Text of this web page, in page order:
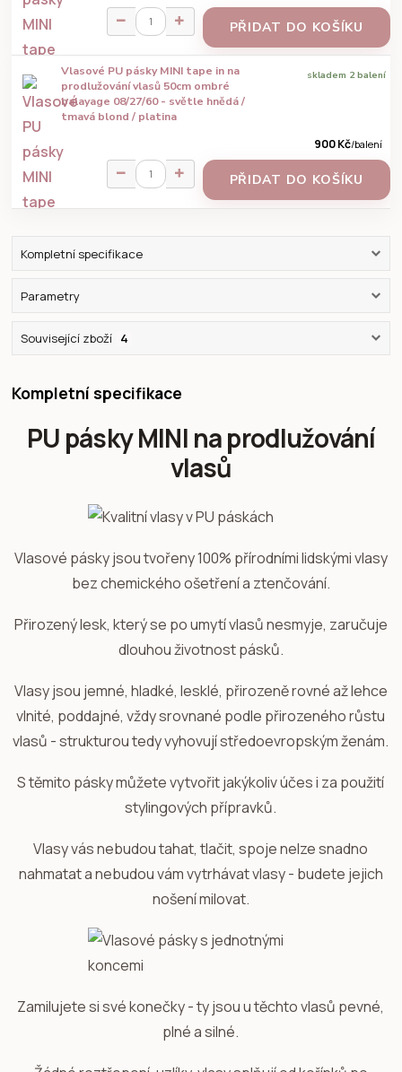
PŘIDAT DO KOŠÍKU
Vlasové PU pásky MINI tape in na
prodlužování vlasů 50cm ombré
balayage 08/27/60 - světle hnědá /
tmavá blond / platina
900 Kč/balení
skladem 2 balení
PŘIDAT DO KOŠÍKU
Kompletní specifikace
Parametry
Související zboží 4
Kompletní specifikace
PU pásky MINI na prodlužování
vlasů
Vlasové pásky jsou tvořeny 100% přírodními lidskými vlasy
bez chemického ošetření a ztenčování.
Přirozený lesk, který se po umytí vlasů nesmyje, zaručuje
dlouhou životnost pásků.
Vlasy jsou jemné, hladké, lesklé, přirozeně rovné až lehce
vlnité, poddajné, vždy srovnané podle přirozeného růstu
vlasů - strukturou tedy vyhovují středoevropským ženám.
S těmito pásky můžete vytvořit jakýkoliv účes i za použití
stylingových přípravků.
Vlasy vás nebudou tahat, tlačit, spoje nelze snadno
nahmatat a nebudou vám vytrhávat vlasy - budete jejich
nošení milovat.
Zamilujete si své konečky - ty jsou u těchto vlasů pevné,
plné a silné.